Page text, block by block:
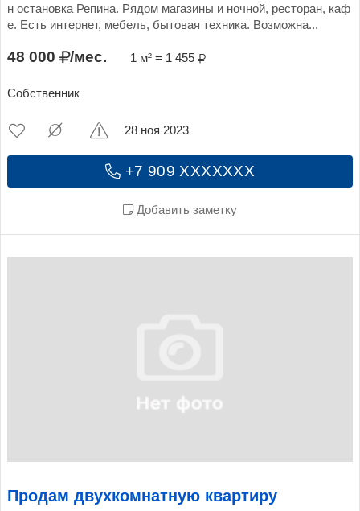
н остановка Репина. Рядом магазины и ночной, ресторан, каф
е. Есть интернет, мебель, бытовая техника. Возможна...
48 000 /мес. 1 м² = 1 455
Собственник
+7 909 XXXXXXX
Добавить заметку
28 ноя 2023
Продам двухкомнатную квартиру